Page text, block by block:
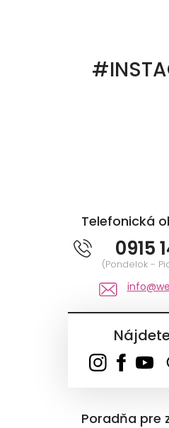
Telefonická
0915
(Pondelok -
Poradňa pre